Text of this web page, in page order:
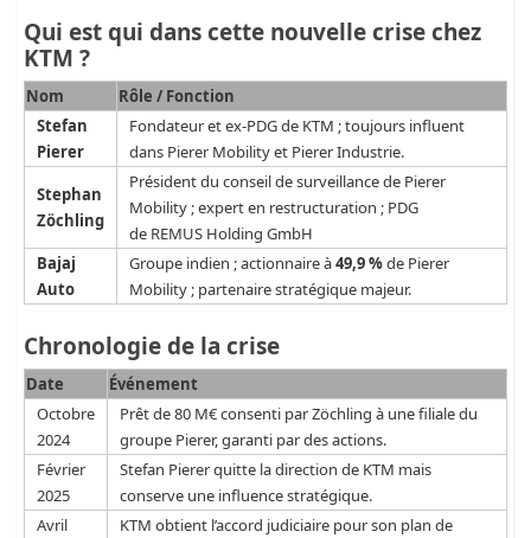
Qui est qui dans cette nouvelle crise chez
KTM ?
Nom
Rôle / Fonction
Stefan
Pierer
Fondateur et ex-PDG de KTM ; toujours influent
dans Pierer Mobility et Pierer Industrie.
Stephan
Zöchling
Président du conseil de surveillance de Pierer
Mobility ; expert en restructuration ; PDG
de REMUS Holding GmbH
Bajaj
Auto
Groupe indien ; actionnaire à49,9 %de Pierer
Mobility ; partenaire stratégique majeur.
Chronologie de la crise
Date
Événement
Octobre
2024
Prêt de 80 M€ consenti par Zöchling à une filiale du
groupe Pierer, garanti par des actions.
Février
2025
Stefan Pierer quitte la direction de KTM mais
conserve une influence stratégique.
Avril
KTM obtient l’accord judiciaire pour son plan de